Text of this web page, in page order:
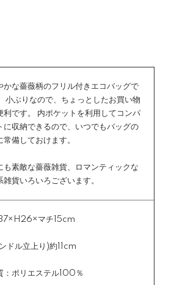
かな薔薇柄のフリル付きエコバッグで
小ぶりなので、ちょっとしたお買い物
利です。 内ポケットを利用してコンパ
に収納できるので、いつでもバッグの
常備しておけます。
も素敵な薔薇雑貨、ロマンティックな
雑貨いろいろございます。
マチ15cm
ドル立上り)約11cm
：ポリエステル100％